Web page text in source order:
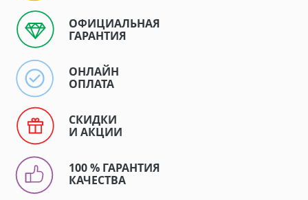
ОФИЦИАЛЬНАЯ
ГАРАНТИЯ
ОНЛАЙН
ОПЛАТА
СКИДКИ
И АКЦИИ
100 % ГАРАНТИЯ
КАЧЕСТВА